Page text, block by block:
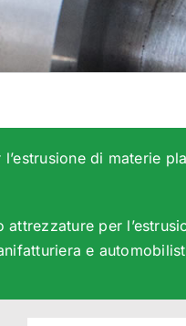
l’estrusione di materie
per
e